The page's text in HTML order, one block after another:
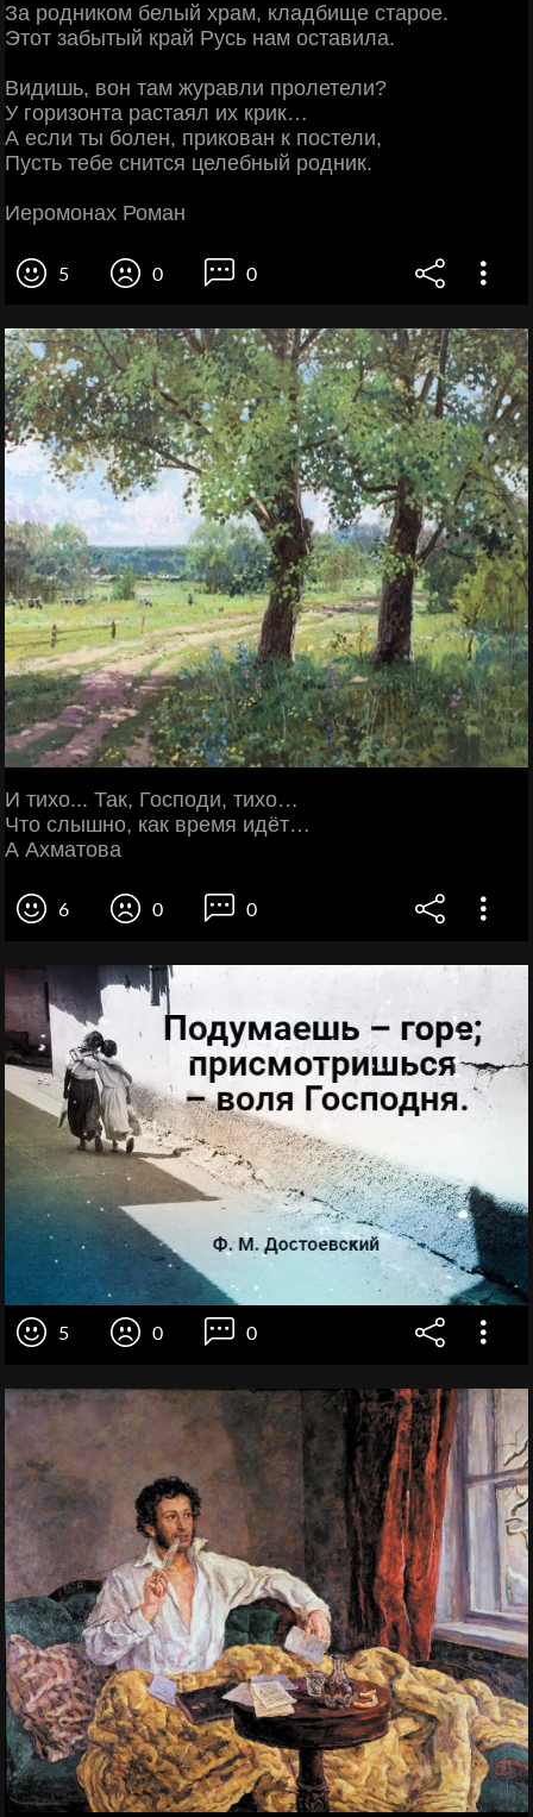
За родником белый храм, кладбище старое.
Этот забытый край Русь нам оставила.
Видишь, вон там журавли пролетели?
У горизонта растаял их крик…
А если ты болен, прикован к постели,
Пусть тебе снится целебный родник.
Иеромонах Роман
5 0 0
И тихо... Так, Господи, тихо…
Что слышно, как время идёт…
А Ахматова
6 0 0
5 0 0